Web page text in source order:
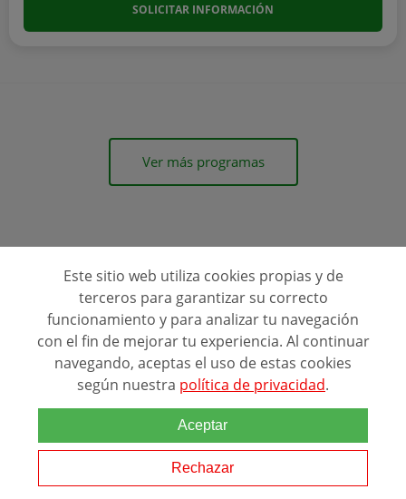
SOLICITAR INFORMACIÓN
Ver más programas
Estudios y experiencia laboral de LETRADO DEL
CONSEJO DE ESTADO
Para llegar a ser Letrado del Consejo de Estado en España, es
necesario contar con una sólida formación académica y superar
un exigente proceso de selección. El requisito esencial para
acceder a esta profesión es...
Este sitio web utiliza cookies propias y de
terceros para garantizar su correcto
funcionamiento y para analizar tu navegación
con el fin de mejorar tu experiencia. Al continuar
navegando, aceptas el uso de estas cookies
según nuestra política de privacidad.
Aceptar
Rechazar